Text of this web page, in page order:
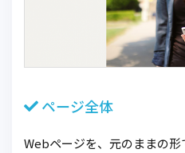
ページ全体
Webページを、元のままの形